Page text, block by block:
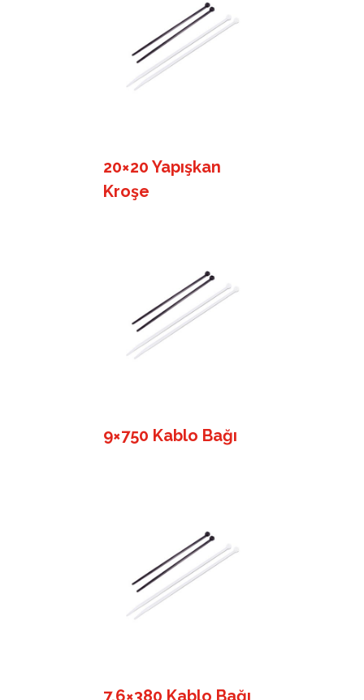
20×20 Yapışkan
Kroşe
9×750 Kablo Bağı